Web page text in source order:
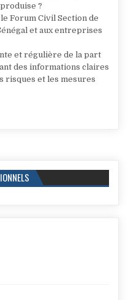
?
Forum Civil Section de
et aux entreprises
et régulière de la part
des informations claires
risques et les mesures